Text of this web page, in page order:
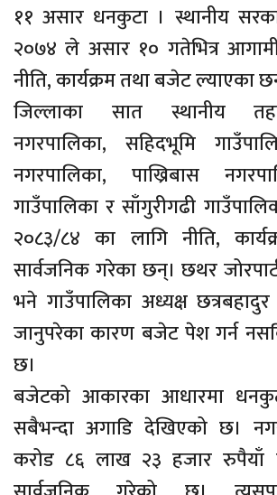
११ असार धनकुटा । स्थानीय
२०७४ ले असार १० गतेभित्र
नीति, कार्यक्रम तथा बजेट ल्याएका
जिल्लाका सात स्थानीय
नगरपालिका, सहिदभूमि
नगरपालिका, पाख्रिबास
गाउँपालिका र साँगुरीगढी
२०८३/८४ का लागि नीति,
सार्वजनिक गरेका छन्। छथर
भने गाउँपालिका अध्यक्ष
जानुपरेका कारण बजेट पेश गर्न
छ।
बजेटको आकारका आधारमा
सबैभन्दा अगाडि देखिएको छ।
करोड ८६ लाख २३ हजार रुपैयाँ